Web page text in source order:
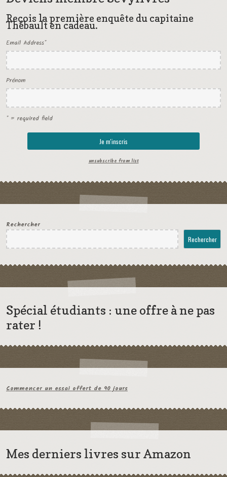
Reçois la première enquête du capitaine
Thébault en cadeau.
Email Address*
Prénom
* = required field
unsubscribe from list
Rechercher
Rechercher
Spécial étudiants : une offre à ne pas
rater !
Commencer un essai offert de 90 jours
Mes derniers livres sur Amazon